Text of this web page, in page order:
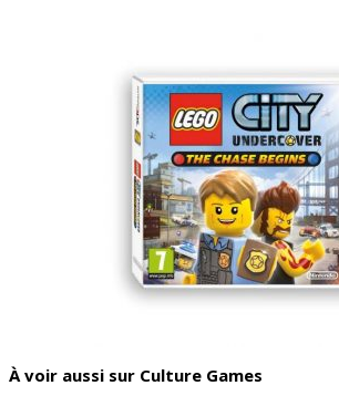
À voir aussi sur Culture Games